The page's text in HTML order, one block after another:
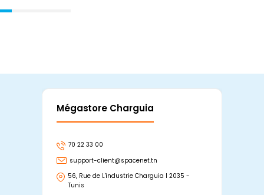
Mégastore Charguia
70 22 33 00
support-client@spacenet.tn
56, Rue de L'industrie Charguia I 2035 -
Tunis